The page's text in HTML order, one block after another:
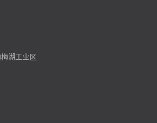
湖工业区